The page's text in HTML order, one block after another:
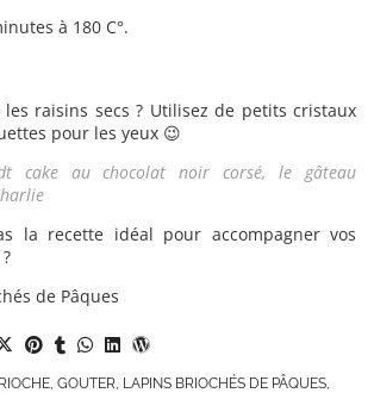
à 180 C°.
les raisins secs ? Utilisez de petits cristaux
pour les yeux 😉
cake au chocolat noir corsé, le gâteau
la recette idéal pour accompagner vos
, GOUTER, LAPINS BRIOCHÉS DE PÂQUES,